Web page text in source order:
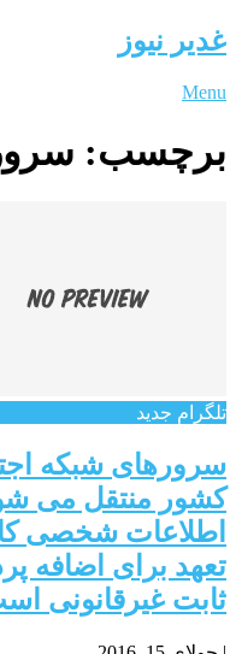
غدیر نیوز
Menu
برچسب:
تلگرام جدید
سرورهای شبکه
کشور منتقل می
اطلاعات شخصی
تعهد برای اضافه
ثابت غیرقانونی